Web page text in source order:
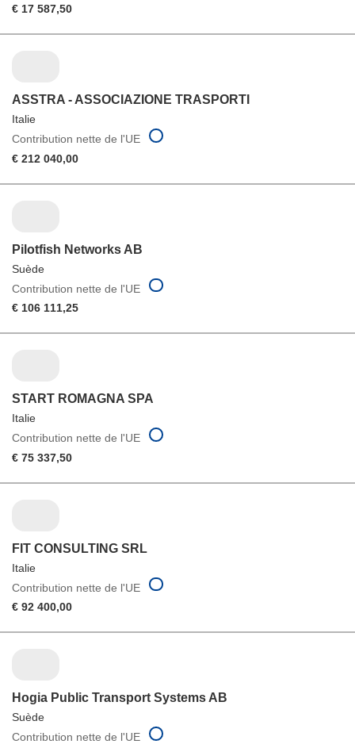
€ 17 587,50
ASSTRA - ASSOCIAZIONE TRASPORTI
Italie
Contribution nette de l'UE
€ 212 040,00
Pilotfish Networks AB
Suède
Contribution nette de l'UE
€ 106 111,25
START ROMAGNA SPA
Italie
Contribution nette de l'UE
€ 75 337,50
FIT CONSULTING SRL
Italie
Contribution nette de l'UE
€ 92 400,00
Hogia Public Transport Systems AB
Suède
Contribution nette de l'UE